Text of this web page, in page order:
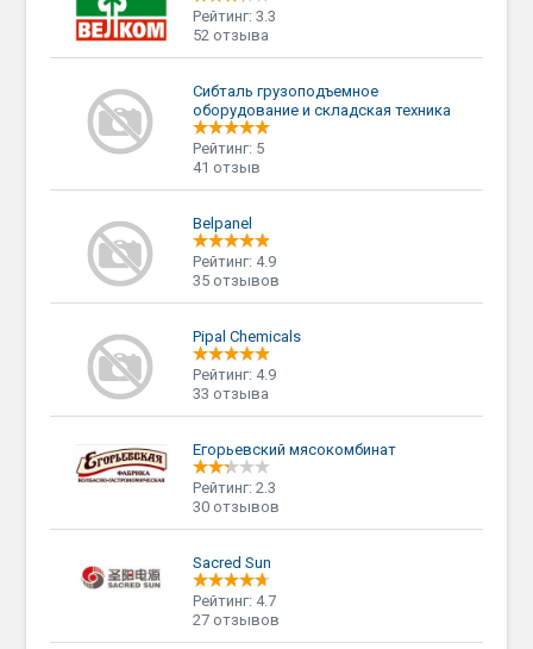
Рейтинг: 3.3
52 отзыва
Сибталь грузоподъемное
оборудование и складская техника
Рейтинг: 5
41 отзыв
Belpanel
Рейтинг: 4.9
35 отзывов
Pipal Chemicals
Рейтинг: 4.9
33 отзыва
Егорьевский мясокомбинат
Рейтинг: 2.3
30 отзывов
Sacred Sun
Рейтинг: 4.7
27 отзывов